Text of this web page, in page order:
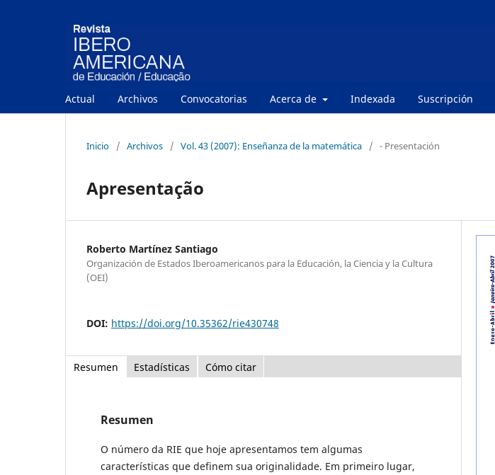
Actual Archivos Convocatorias Acerca de Indexada Suscripción
Inicio / Archivos / Vol. 43 (2007): Enseñanza de la matemática / - Presentación
Apresentação
Roberto Martínez Santiago
Organización de Estados Iberoamericanos para la Educación, la Ciencia y la Cultura
(OEI)
DOI: https://doi.org/10.35362/rie430748
Resumen Estadísticas Cómo citar
Resumen
O número da RIE que hoje apresentamos tem algumas
características que definem sua originalidade. Em primeiro lugar,